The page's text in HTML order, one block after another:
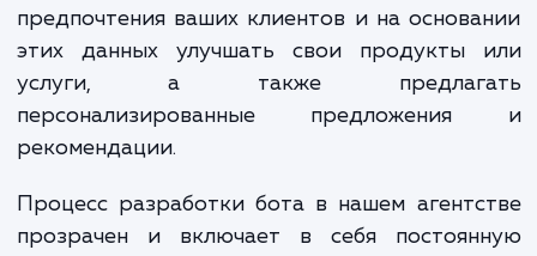
стремимся создать уникальный бот,
адаптированный под нужды и
вашего бизнеса.
Получив чат-бота, ваша компания откроет
себя новые возможности. Боты не
обеспечивают круглосуточное